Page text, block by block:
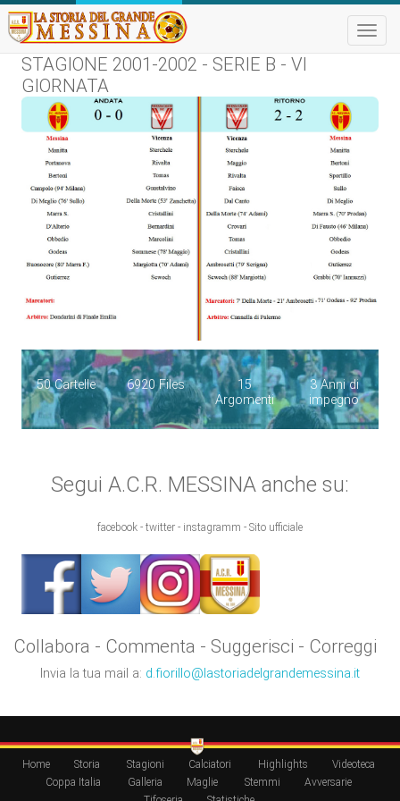
Toggle
STAGIONE 2001-2002 - SERIE B - VI
GIORNATA
50 Cartelle 6920 Files
15
Argomenti
3 Anni di
impegno
Segui A.C.R. MESSINA anche su:
facebook - twitter - instagramm - Sito ufficiale
Collabora - Commenta - Suggerisci - Correggi
Invia la tua mail a: d.fiorillo@lastoriadelgrandemessina.it
Home Storia Stagioni Calciatori Highlights
Videoteca
Coppa Italia
Galleria Maglie Stemmi
Avversarie